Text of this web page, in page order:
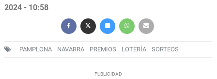
2024 - 10:58
PAMPLONA NAVARRA PREMIOS LOTERÍA SORTEOS